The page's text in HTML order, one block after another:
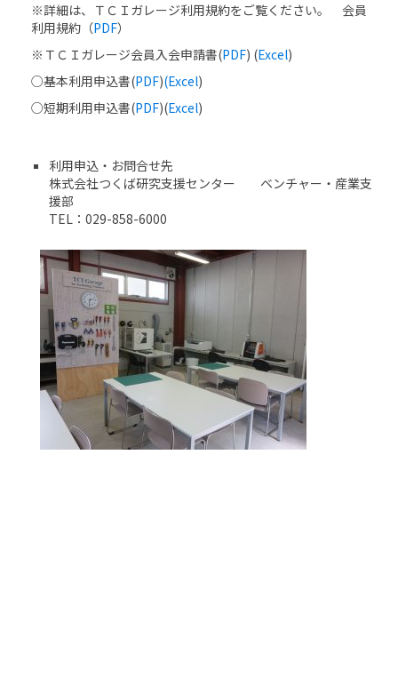
※詳細は、ＴＣＩガレージ利用規約をご覧ください。 会員
利用規約（PDF）
※ＴＣＩガレージ会員入会申請書(PDF) (Excel)
○基本利用申込書(PDF)(Excel)
○短期利用申込書(PDF)(Excel)
利用申込・お問合せ先
株式会社つくば研究支援センター ベンチャー・産業支
援部
TEL：029-858-6000